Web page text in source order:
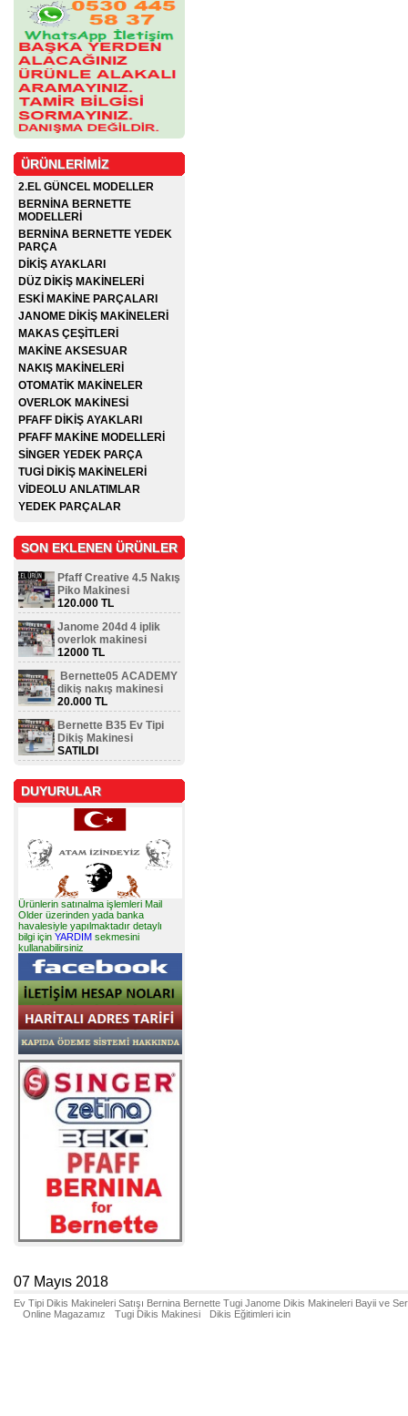
ÜRÜNLERİMİZ
2.EL GÜNCEL MODELLER
BERNİNA BERNETTE
MODELLERİ
BERNİNA BERNETTE YEDEK
PARÇA
DİKİŞ AYAKLARI
DÜZ DİKİŞ MAKİNELERİ
ESKİ MAKİNE PARÇALARI
JANOME DİKİŞ MAKİNELERİ
MAKAS ÇEŞİTLERİ
MAKİNE AKSESUAR
NAKIŞ MAKİNELERİ
OTOMATİK MAKİNELER
OVERLOK MAKİNESİ
PFAFF DİKİŞ AYAKLARI
PFAFF MAKİNE MODELLERİ
SİNGER YEDEK PARÇA
TUGİ DİKİŞ MAKİNELERİ
VİDEOLU ANLATIMLAR
YEDEK PARÇALAR
SON EKLENEN ÜRÜNLER
Pfaff Creative 4.5 Nakış
Piko Makinesi
120.000 TL
Janome 204d 4 iplik
overlok makinesi
12000 TL
Bernette05 ACADEMY
dikiş nakış makinesi
20.000 TL
Bernette B35 Ev Tipi
Dikiş Makinesi
SATILDI
DUYURULAR
Ürünlerin satınalma işlemleri Mail
Older üzerinden yada banka
havalesiyle yapılmaktadır detaylı
bilgi için YARDIM sekmesini
kullanabilirsiniz
07 Mayıs 2018
Ev Tipi Dikis Makineleri Satışı Bernina Bernette Tugi Janome Dikis Makineleri Bayii ve
Online Magazamız
Tugi Dikis Makinesi Dikis Eğitimleri icin